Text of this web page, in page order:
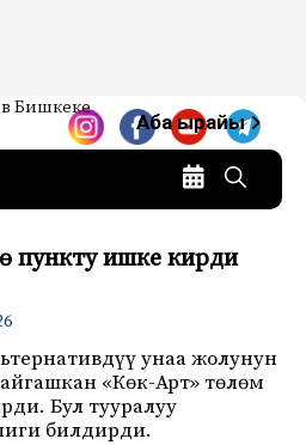
—
Бишкеке
Аба ырайы
пункту ишке кирди
унаа жолунун
«Көк-Арт» төлөм
Бул тууралуу
билдирди.